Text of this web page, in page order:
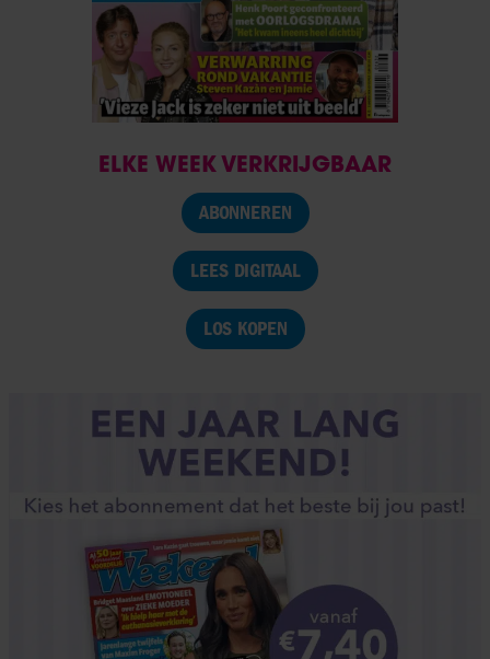
ELKE WEEK VERKRIJGBAAR
ABONNEREN
LEES DIGITAAL
LOS KOPEN